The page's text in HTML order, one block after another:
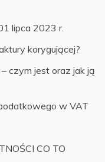
lipca 2023 r.
korygującej?
czym jest oraz jak ją
w VAT
CO TO